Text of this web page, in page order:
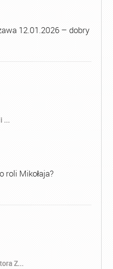
12.01.2026 – dobry
...
roli Mikołaja?
Z...